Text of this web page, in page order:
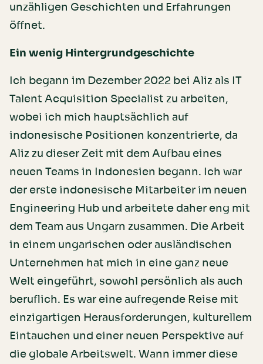
unzähligen Geschichten und Erfahrungen
öffnet.
Ein wenig Hintergrundgeschichte
Ich begann im Dezember 2022 bei Aliz als IT
Talent Acquisition Specialist zu arbeiten,
wobei ich mich hauptsächlich auf
indonesische Positionen konzentrierte, da
Aliz zu dieser Zeit mit dem Aufbau eines
neuen Teams in Indonesien begann. Ich war
der erste indonesische Mitarbeiter im neuen
Engineering Hub und arbeitete daher eng mit
dem Team aus Ungarn zusammen. Die Arbeit
in einem ungarischen oder ausländischen
Unternehmen hat mich in eine ganz neue
Welt eingeführt, sowohl persönlich als auch
beruflich. Es war eine aufregende Reise mit
einzigartigen Herausforderungen, kulturellem
Eintauchen und einer neuen Perspektive auf
die globale Arbeitswelt. Wann immer diese